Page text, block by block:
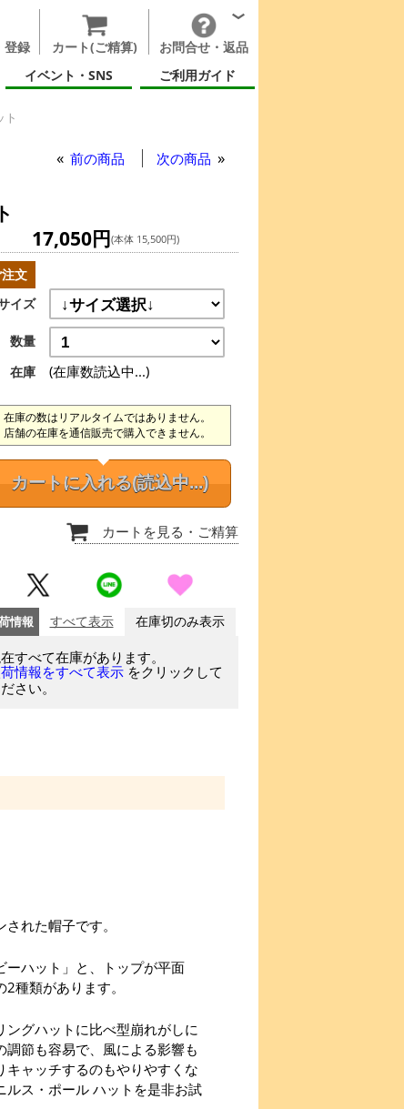
登録 カート(ご精算)
お問合せ・返品
イベント・SNS ご利用ガイド
ト
前の商品 次の商品
17,050円(本体 15,500円)
文
イズ
数量
在庫
(在庫数読込中...)
在庫の数はリアルタイムではありません。
店舗の在庫を通信販売で購入できません。
カートに入れる(読込中...)
カートを見る ・ご精算
情報 すべて表示 在庫切のみ表示
すべて在庫があります。
荷情報をすべて表示 をクリックして
さい。
れた帽子です。
ーハット」と、トップが平面
種類があります。
グハットに比べ型崩れがしに
節も容易で、風による影響も
ャッチするのもやりやすくな
ルス・ポール ハットを是非お試